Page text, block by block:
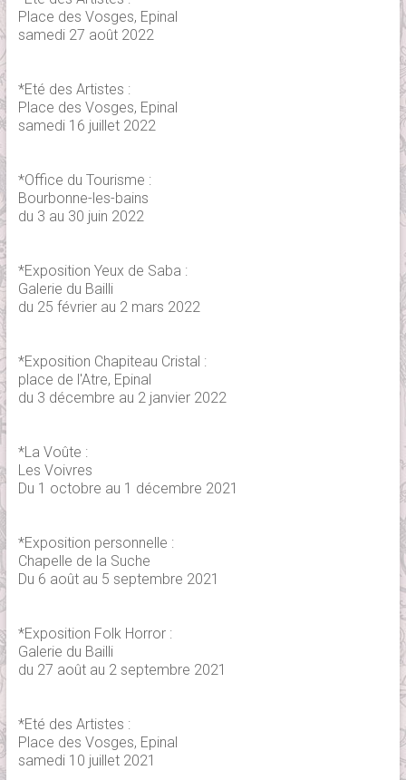
Place des Vosges, Epinal
samedi 27 août 2022
*Eté des Artistes :
Place des Vosges, Epinal
samedi 16 juillet 2022
*Office du Tourisme :
Bourbonne-les-bains
du 3 au 30 juin 2022
*Exposition Yeux de Saba :
Galerie du Bailli
du 25 février au 2 mars 2022
*Exposition Chapiteau Cristal :
place de l'Atre, Epinal
du 3 décembre au 2 janvier 2022
*La Voûte :
Les Voivres
Du 1 octobre au 1 décembre 2021
*Exposition personnelle :
Chapelle de la Suche
Du 6 août au 5 septembre 2021
*Exposition Folk Horror :
Galerie du Bailli
du 27 août au 2 septembre 2021
*Eté des Artistes :
Place des Vosges, Epinal
samedi 10 juillet 2021